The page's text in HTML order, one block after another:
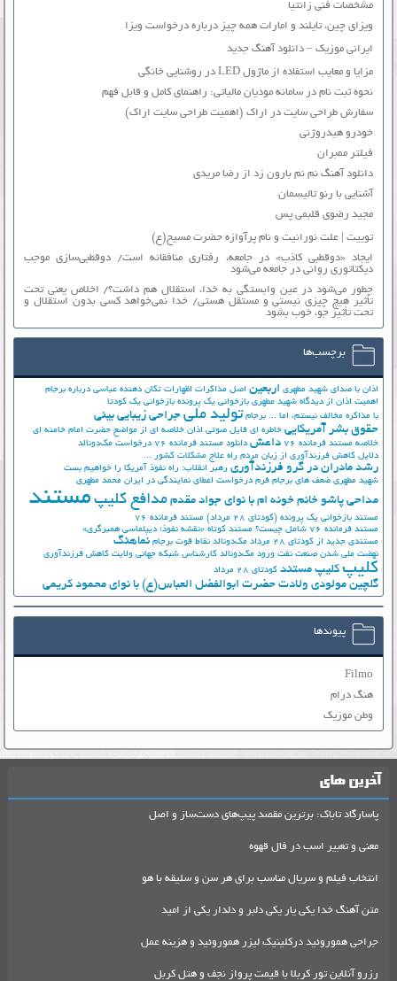
مشخصات فنی زانتیا
ویزای چین، تایلند و امارات همه چیز درباره درخواست ویزا
ایرانی موزیک – دانلود آهنگ جدید
مزایا و معایب استفاده از ماژول LED در روشنایی خانگی
نحوه ثبت نام در سامانه مودیان مالیاتی: راهنمای کامل و قابل فهم
سفارش طراحی سایت در اراک (اهمیت طراحی سایت اراک)
خودرو هیدروژنی
فیلتر ممبران
دانلود آهنگ نم نم بارون زد از رضا مریدی
آشنایی با رنو تالیسمان
مجید رضوی قلبمی پس
توییت | علت نورانیت و نام پرآوازه حضرت مسیح(ع)
ایجاد «دوقطبی کاذب» در جامعه، رفتاری منافقانه است/ دوقطبی‌سازی موجب
دیکتاتوری روانی در جامعه می‌شود
چطور می‌شود در عین وابستگی به خدا، استقلال هم داشت؟/ اخلاص یعنی تحت
تأثیر هیچ چیزی نیستی و مستقل هستی/ خدا نمی‌خواهد کسی بدون استقلال و
تحت تأثیر جوّ، خوب بشود
برچسب‌ها
اذان با صدای شهید مطهری اربعین اصل مذاکرات اظهارات تکان دهنده عباسی درباره برجام
اهمیت اذان از دیدگاه شهید مطهری بازخوانی یک پرونده بازخوانی یک کودتا
با مذاکره مخالف نیستم، اما ... برجام تولید ملی جراحی زیبایی بینی
حقوق بشر آمریکایی خاطره ای فایل صوتی اذان خلاصه ای از مواضع حضرت امام خامنه ای
خلاصه مستند فرمانده 76
داعش دانلود مستند فرمانده 76
درخواست مک‌دونالد
دلایل کاهش فرزندآوری از زبان مردم راه علاج مشکلات کشور ...
رشد مادران در گرو فرزندآوری رهبر انقلاب: راه نفوذ آمریکا را خواهیم بست
شهید مطهری ضعف های برجام فرم درخواست اعطای نمایندگی در ایران محمد مطهری
مداحی پاشو خانم خونه ام با نوای جواد مقدم مدافع کلیپ مستند
مستند بازخوانی یک پرونده (کودتای 28 مرداد)
مستند فرمانده 76
مستند فرمانده 76 شامل چیست؟
مستند کوتاه «نقشه نفوذ؛ دیپلماسی همبرگری»
مستندی جدید از کودتای 28 مرداد
مک‌دونالد نقاط قوت برجام نماهنگ
نهضت ملي شدن صنعت نفت ورود مک‌دونالد کارشناس شبکه جهانی ولایت کاهش فرزندآوری
کلیپ کلیپ مستند کودتای 28 مرداد
گلچین مولودی ولادت حضرت ابوالفضل العباس(ع) با نوای محمود کریمی
پیوندها
Filmo
هنگ درام
وطن موزیک
آخرین های
پاسارگاد تاباک: برترین مقصد پیپ‌های دست‌ساز و اصل
معنی و تعبیر اسب در فال قهوه
انتخاب فیلم و سریال مناسب برای هر سن و سلیقه با هو
متن آهنگ خدا یکی یار یکی دلبر و دلدار یکی از امید
جراحی هموروئید درکلینیک لیزر هموروئید و هزینه عمل
رزرو آنلاین تور کربلا با قیمت پرواز نجف و هتل کربل